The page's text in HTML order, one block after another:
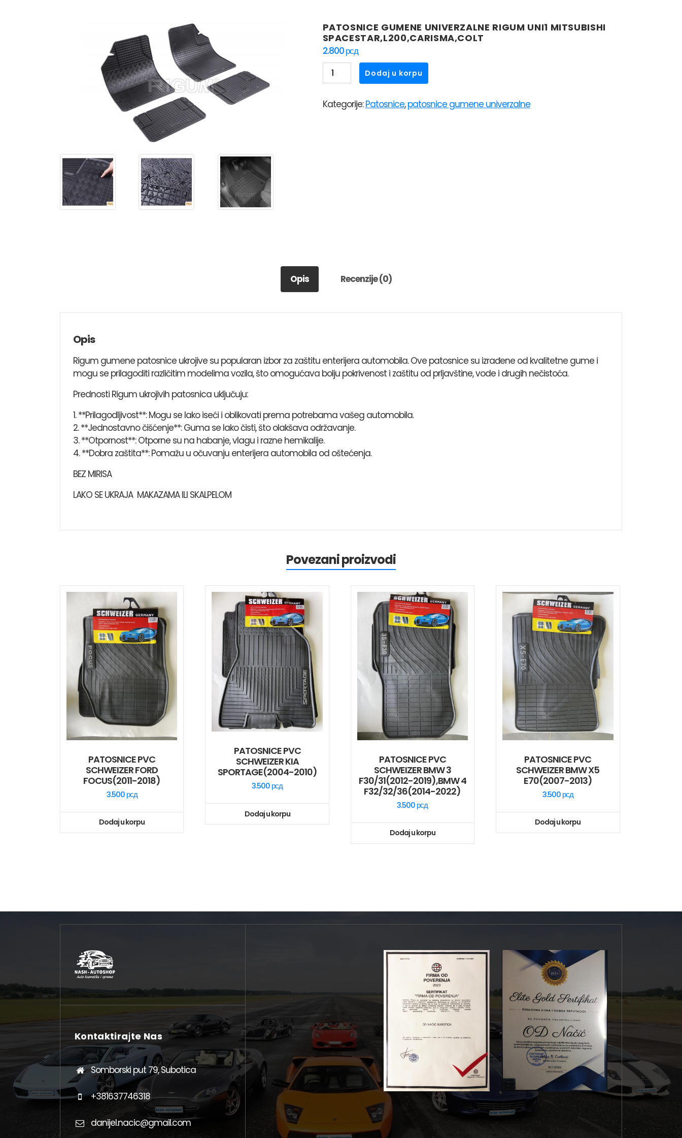
PATOSNICE GUMENE UNIVERZALNE RIGUM UNI1 MITSUBISHI
SPACESTAR,L200,CARISMA,COLT
2.800рсд
PATOSNICE
GUMENE
RIGUM
Dodaj u korpu
Kategorije:Patosnice,patosnice gumene univerzalne
Opis Recenzije (0)
Opis
Rigum gumene patosnice ukrojive su popularan izbor za zaštitu enterijera automobila. Ove patosnice su izrađene od kvalitetne gume i
mogu se prilagoditi različitim modelima vozila, što omogućava bolju pokrivenost i zaštitu od prljavštine, vode i drugih nečistoća.
Prednosti Rigum ukrojivih patosnica uključuju:
1. **Prilagodljivost**: Mogu se lako iseći i oblikovati prema potrebama vašeg automobila.
2. **Jednostavno čišćenje**: Guma se lako čisti, što olakšava održavanje.
3. **Otpornost**: Otporne su na habanje, vlagu i razne hemikalije.
4. **Dobra zaštita**: Pomažu u očuvanju enterijera automobila od oštećenja.
BEZ MIRISA
LAKO SE UKRAJA MAKAZAMA ILI SKALPELOM
Povezani proizvodi
PATOSNICE PVC
SCHWEIZER FORD
FOCUS(2011-2018)
3.500 рсд
Dodaj u korpu
PATOSNICE PVC
SCHWEIZER KIA
SPORTAGE(2004-2010)
3.500 рсд
Dodaj u korpu
PATOSNICE PVC
SCHWEIZER BMW 3
F30/31(2012-2019),BMW 4
F32/32/36(2014-2022)
3.500 рсд
Dodaj u korpu
PATOSNICE PVC
SCHWEIZER BMW X5
E70(2007-2013)
3.500 рсд
Dodaj u korpu
Kontaktirajte Nas
Somborski put 79, Subotica
+381637746318
danijel.nacic@gmail.com